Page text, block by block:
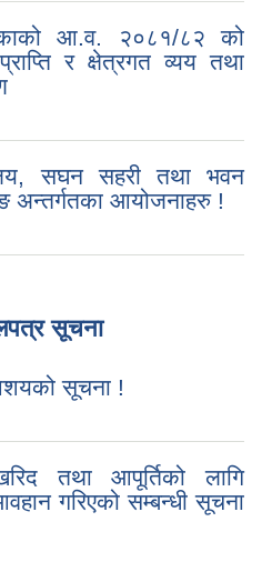
आ.व. २०८१/८२ को
र क्षेत्रगत व्यय तथा
सघन सहरी तथा भवन
अन्तर्गतका आयोजनाहरु !
सूचना
सूचना !
तथा आपूर्तिको लागि
गरिएको सम्बन्धी सूचना